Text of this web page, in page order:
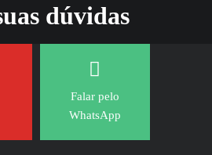
dúvidas
Falar pelo
WhatsApp